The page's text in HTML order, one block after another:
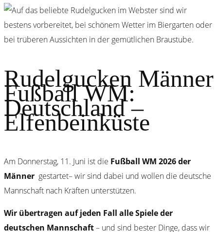
Rudelgucken Männer
Fußball WM:
Deutschland –
Elfenbeinküste
Am Donnerstag, 11. Juni ist die Fußball WM 2026 der
Männer gestartet– wir sind dabei und wollen die deutsche
Mannschaft nach Kräften unterstützen.
Wir übertragen auf jeden Fall alle Spiele der
deutschen Mannschaft– und sind bester Dinge, dass wir